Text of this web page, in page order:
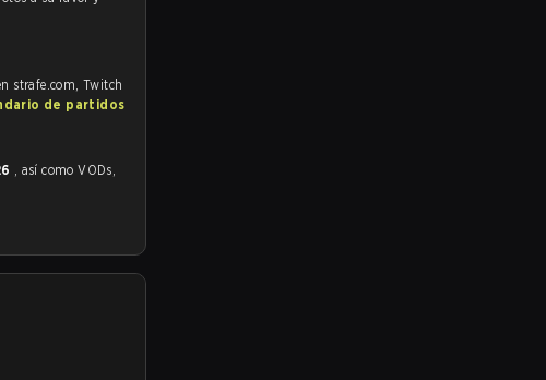
strafe.com, Twitch
de partidos
, así como VODs,